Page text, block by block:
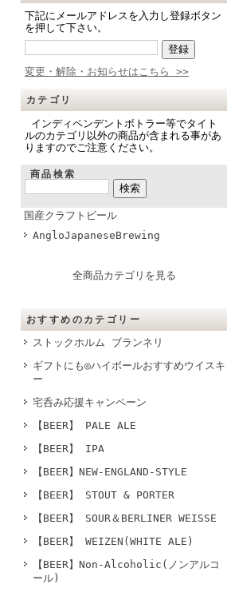
下記にメールアドレスを入力し登録ボタン
を押して下さい。
変更・解除・お知らせはこちら >>
カテゴリ
インディペンデントボトラー等でタイト
ルのカテゴリ以外の商品が含まれる事があ
りますのでご注意ください。
商品検索
国産クラフトビール
AngloJapaneseBrewing
全商品カテゴリを見る
おすすめのカテゴリー
ストックホルム ブランネリ
ギフトにも◎ハイボールおすすめウイスキ
ー
宅呑み応援キャンペーン
【BEER】 PALE ALE
【BEER】 IPA
【BEER】NEW-ENGLAND-STYLE
【BEER】 STOUT & PORTER
【BEER】 SOUR＆BERLINER WEISSE
【BEER】 WEIZEN(WHITE ALE)
【BEER】Non-Alcoholic(ノンアルコ
ール)